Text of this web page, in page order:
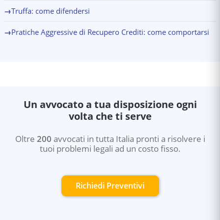
→Truffa: come difendersi
→Pratiche Aggressive di Recupero Crediti: come comportarsi
Un avvocato a tua disposizione ogni
volta che ti serve
Oltre 200 avvocati in tutta Italia pronti a risolvere i
tuoi problemi legali ad un costo fisso.
Richiedi Preventivi